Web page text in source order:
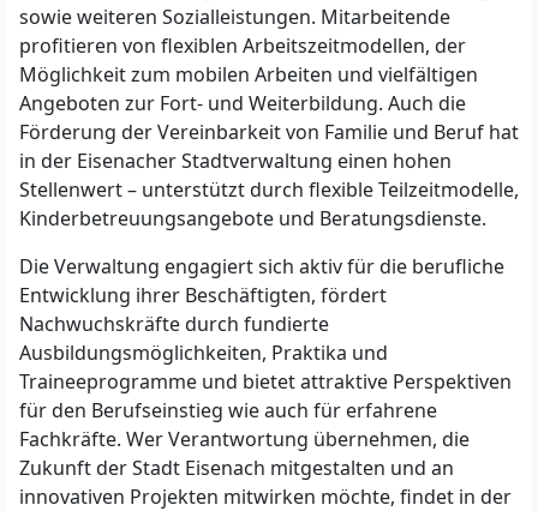
sowie weiteren Sozialleistungen. Mitarbeitende
profitieren von flexiblen Arbeitszeitmodellen, der
Möglichkeit zum mobilen Arbeiten und vielfältigen
Angeboten zur Fort- und Weiterbildung. Auch die
Förderung der Vereinbarkeit von Familie und Beruf hat
in der Eisenacher Stadtverwaltung einen hohen
Stellenwert – unterstützt durch flexible Teilzeitmodelle,
Kinderbetreuungsangebote und Beratungsdienste.
Die Verwaltung engagiert sich aktiv für die berufliche
Entwicklung ihrer Beschäftigten, fördert
Nachwuchskräfte durch fundierte
Ausbildungsmöglichkeiten, Praktika und
Traineeprogramme und bietet attraktive Perspektiven
für den Berufseinstieg wie auch für erfahrene
Fachkräfte. Wer Verantwortung übernehmen, die
Zukunft der Stadt Eisenach mitgestalten und an
innovativen Projekten mitwirken möchte, findet in der